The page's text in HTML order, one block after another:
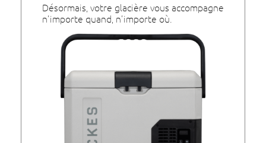
Désormais, votre glacière vous accompagne
n’importe quand, n’importe où.